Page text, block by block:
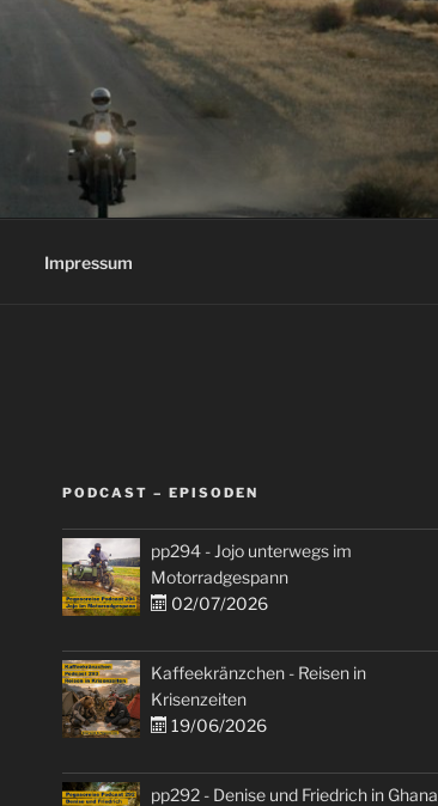
Impressum
PODCAST – EPISODEN
pp294 - Jojo unterwegs im
Motorradgespann
02/07/2026
Kaffeekränzchen - Reisen in
Krisenzeiten
19/06/2026
pp292 - Denise und Friedrich in Ghana